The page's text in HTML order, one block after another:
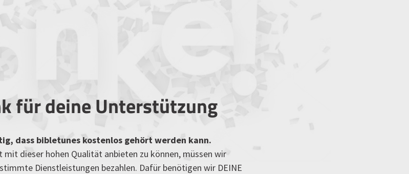
für deine Unterstützung
dass bibletunes kostenlos gehört werden kann.
mit dieser hohen Qualität anbieten zu können, müssen wir
Dienstleistungen bezahlen. Dafür benötigen wir DEINE